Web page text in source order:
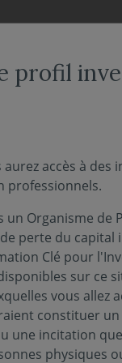
08/2026 :
EN MATIÈRE DE
profil
accès à des
professionnels.
Organisme de
perte du capital
Clé pour
sur ce
vous allez
constituer
une incitation
physiques